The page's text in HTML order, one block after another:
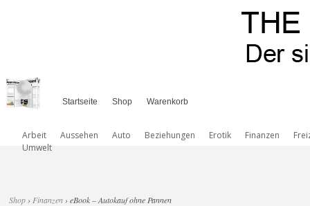
Startseite Shop Warenkorb
Arbeit Aussehen Auto Beziehungen Erotik Finanzen
Umwelt
Shop › Finanzen › eBook – Autokauf ohne Pannen